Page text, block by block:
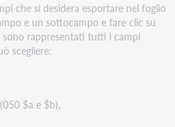
che si desidera esportare nel foglio
e un sottocampo e fare clic su
rappresentati tutti i campi
scegliere:
$a e $b),